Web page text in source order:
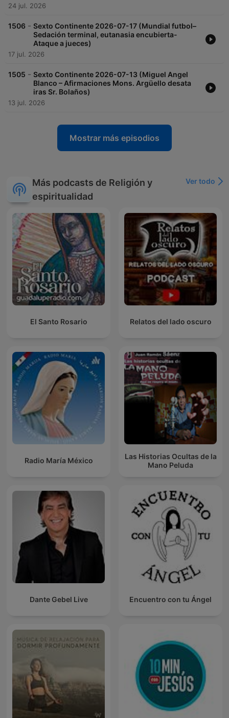
24 jul. 2026
1506 - Sexto Continente 2026-07-17 (Mundial futbol–
Sedación terminal, eutanasia encubierta-
Ataque a jueces)
17 jul. 2026
1505 - Sexto Continente 2026-07-13 (Miguel Angel
Blanco – Afirmaciones Mons. Argüello desata
iras Sr. Bolaños)
13 jul. 2026
Mostrar más episodios
Más podcasts de Religión y
espiritualidad
Ver todo
El Santo Rosario Relatos del lado oscuro
Radio María México
Las Historias Ocultas de la
Mano Peluda
Dante Gebel Live Encuentro con tu Ángel